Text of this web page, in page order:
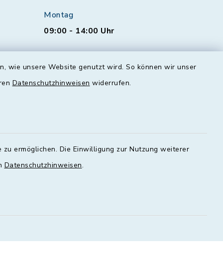
wie unsere Website genutzt wird. So können wir unser
Datenschutzhinweisen widerrufen.
ermöglichen. Die Einwilligung zur Nutzung weiterer
Datenschutzhinweisen.
- 16:00
- 18:00
Montag
09:00 - 14:00 Uhr
Dienstag
09:00 - 12:00 und 13:00 - 18:00
Uhr
Donnerstag
09:00 - 12:00 und 13:00 - 18:00
09:00 - 12:00 Uhr